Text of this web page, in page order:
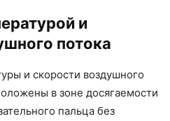
и
потока
и скорости воздушного
в зоне досягаемости
пальца без